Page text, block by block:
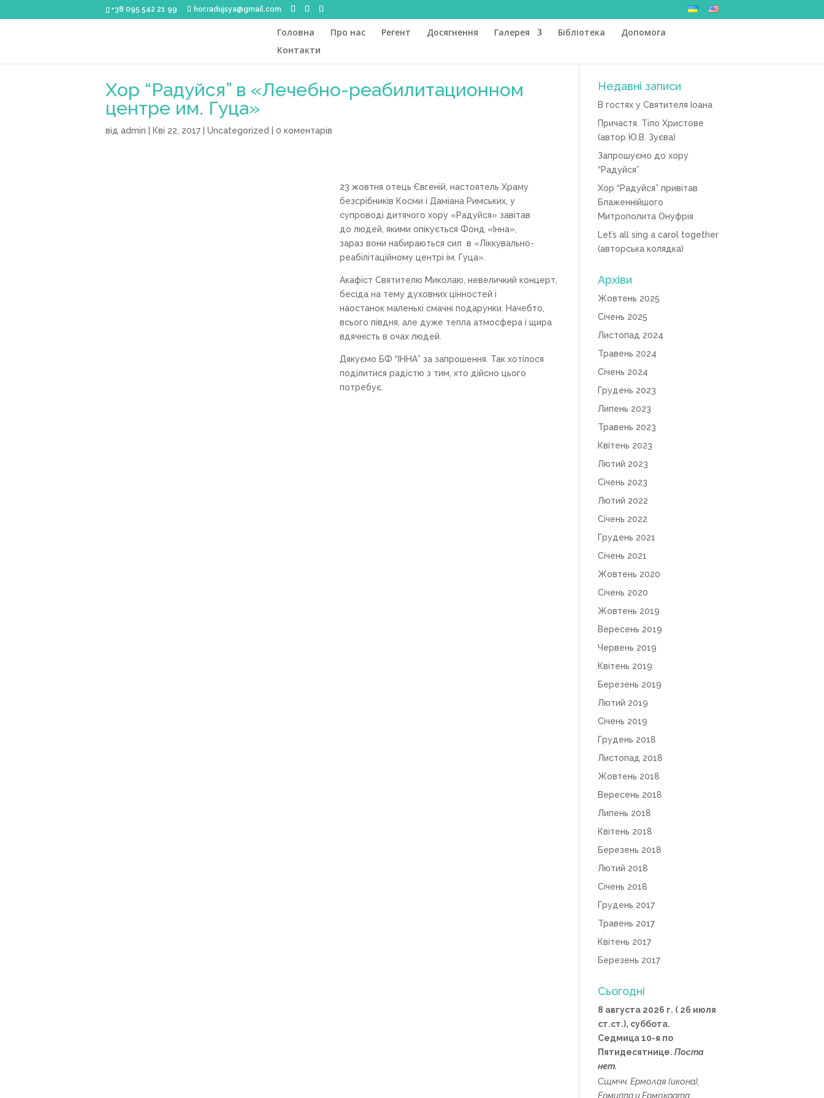
+38 095 542 21 99 hor.radujsya@gmail.com
Головна Про нас Регент Досягнення Галерея Бібліотека
Допомога
Контакти
Хор “Радуйся” в «Лечебно-реабилитационном
центре им. Гуца»
від admin Кві 22, 2017 Uncategorized 0 коментарів
23 жовтня отець Євгеній, настоятель Храму
безсрібників Косми і Даміана Римських, у
супроводі дитячого хору «Радуйся» завітав
до людей, якими опікується Фонд «Інна»,
зараз вони набираються сил в «Ліккувально-
реабілітаційному центрі ім. Гуца».
Акафіст Святителю Миколаю, невеличкий концерт,
бесіда на тему духовних цінностей і
наостанок маленькі смачні подарунки. Начебто,
всього півдня, але дуже тепла атмосфера і щира
вдячність в очах людей.
Дякуємо БФ “ІННА” за запрошення. Так хотілося
поділитися радістю з тим, хто дійсно цього
потребує.
Недавні записи
В гостях у Святителя Іоана
Причастя. Тіло Христове
(автор Ю.В. Зуєва)
Запрошуємо до хору
“Радуйся”
Хор “Радуйся” привітав
Блаженнійшого
Митрополита Онуфрія
Let’s all sing a carol together
(авторська колядка)
Архіви
Жовтень 2025
Січень 2025
Листопад 2024
Травень 2024
Січень 2024
Грудень 2023
Липень 2023
Травень 2023
Квітень 2023
Лютий 2023
Січень 2023
Лютий 2022
Січень 2022
Грудень 2021
Січень 2021
Жовтень 2020
Січень 2020
Жовтень 2019
Вересень 2019
Червень 2019
Квітень 2019
Березень 2019
Лютий 2019
Січень 2019
Грудень 2018
Листопад 2018
Жовтень 2018
Вересень 2018
Липень 2018
Квітень 2018
Березень 2018
Лютий 2018
Січень 2018
Грудень 2017
Травень 2017
Квітень 2017
Березень 2017
Сьогодні
8 августа 2026 г. ( 26 июля
ст.ст.), суббота.
Седмица 10-я по
Пятидесятнице. Поста
нет.
Сщмчч. Ермолая (икона),
ЕрмиппаиЕрмократа,